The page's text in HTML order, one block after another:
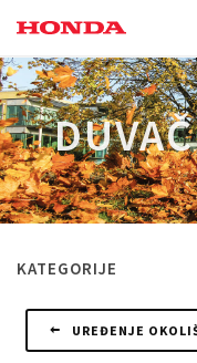
KATEGORIJE
UREĐENJE